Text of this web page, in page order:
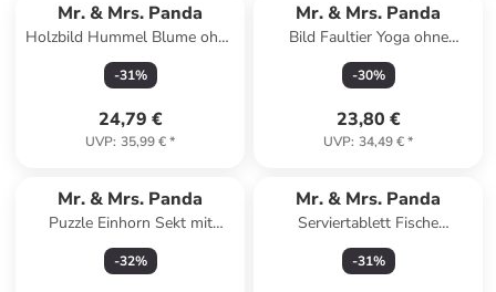
Mr. & Mrs. Panda
Holzbild Hummel Blume ohne
Spruch in Weiß
-31%
24,79 €
UVP: 35,99 €*
Mr. & Mrs. Panda
Bild Faultier Yoga ohne
Spruch in Tropengrün
-30%
23,80 €
UVP: 34,49 €*
Mr. & Mrs. Panda
Puzzle Einhorn Sekt mit
Spruch in Rot Pastell
-32%
Mr. & Mrs. Panda
Serviertablett Fische
Astrologie Design ohne Sp...
in Weiß
-31%